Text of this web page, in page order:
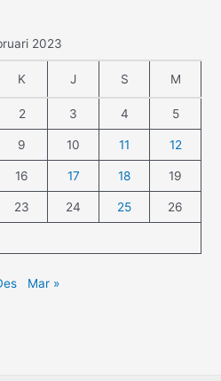
2023
K J S M
2 3 4 5
9 10 11 12
16 17 18 19
23 24 25 26
Mar »